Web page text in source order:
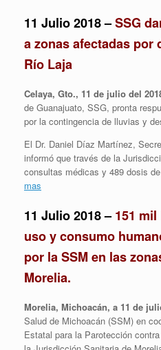
11 Julio 2018 –SSG
a zonas afectadas por
Río Laja
Celaya, Gto., 11 de julio del
de Guanajuato, SSG, pronta
por la contingencia de lluvias y
El Dr. Daniel Díaz Martínez,
informó que través de la
consultas médicas y 489 dosis
mas
11 Julio 2018 –151 mil
uso y consumo
por la SSM en las
Morelia.
Morelia, Michoacán, a 11 de
Salud de Michoacán (SSM) en
Estatal para la Parotección